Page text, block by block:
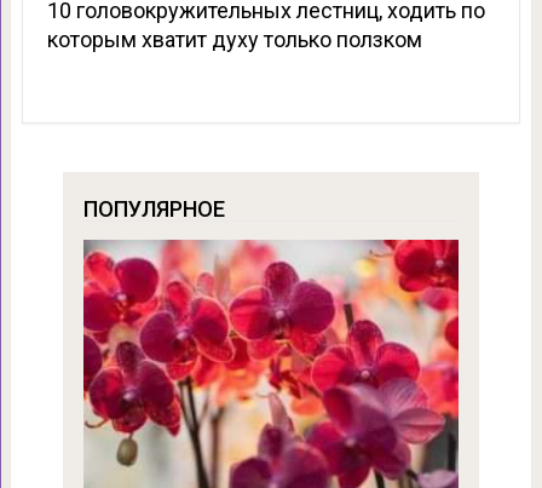
10 головокружительных лестниц, ходить по
которым хватит духу только ползком
ПОПУЛЯРНОЕ